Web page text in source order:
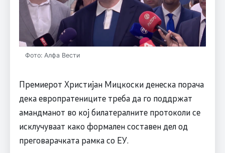
Фото: Алфа Вести
Премиерот Христијан Мицкоски денеска порача
дека европратениците треба да го поддржат
амандманот во кој билатералните протоколи се
исклучуваат како формален составен дел од
преговарачката рамка со ЕУ.